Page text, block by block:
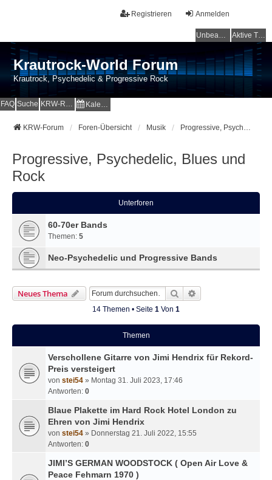
Anmelden
Registrieren
Unbeantwortete Themen Aktive Themen
Krautrock-World Forum
Krautrock, Psychedelic & Progressive Rock
FAQ Suche KRW-Radio Kalender
KRW-Forum Foren-Übersicht Musik Progressive, Psychedelic, Blues und Rock
Progressive, Psychedelic, Blues und
Rock
Unterforen
60-70er Bands
Themen: 5
Neo-Psychedelic und Progressive Bands
Neues Thema Suche
14 Themen • Seite 1 Von 1
Themen
Verschollene Gitarre von Jimi Hendrix für Rekord-
Preis versteigert
von stei54 » Montag 31. Juli 2023, 17:46
Antworten: 0
Blaue Plakette im Hard Rock Hotel London zu
Ehren von Jimi Hendrix
von stei54 » Donnerstag 21. Juli 2022, 15:55
Antworten: 0
JIMI’S GERMAN WOODSTOCK ( Open Air Love &
Peace Fehmarn 1970 )